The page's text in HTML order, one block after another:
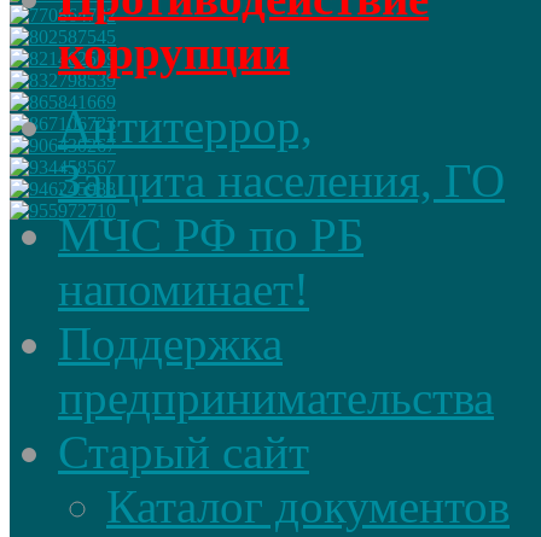
коррупции
Антитеррор,
Защита населения, ГО
МЧС РФ по РБ
напоминает!
Поддержка
предпринимательства
Старый сайт
Каталог документов